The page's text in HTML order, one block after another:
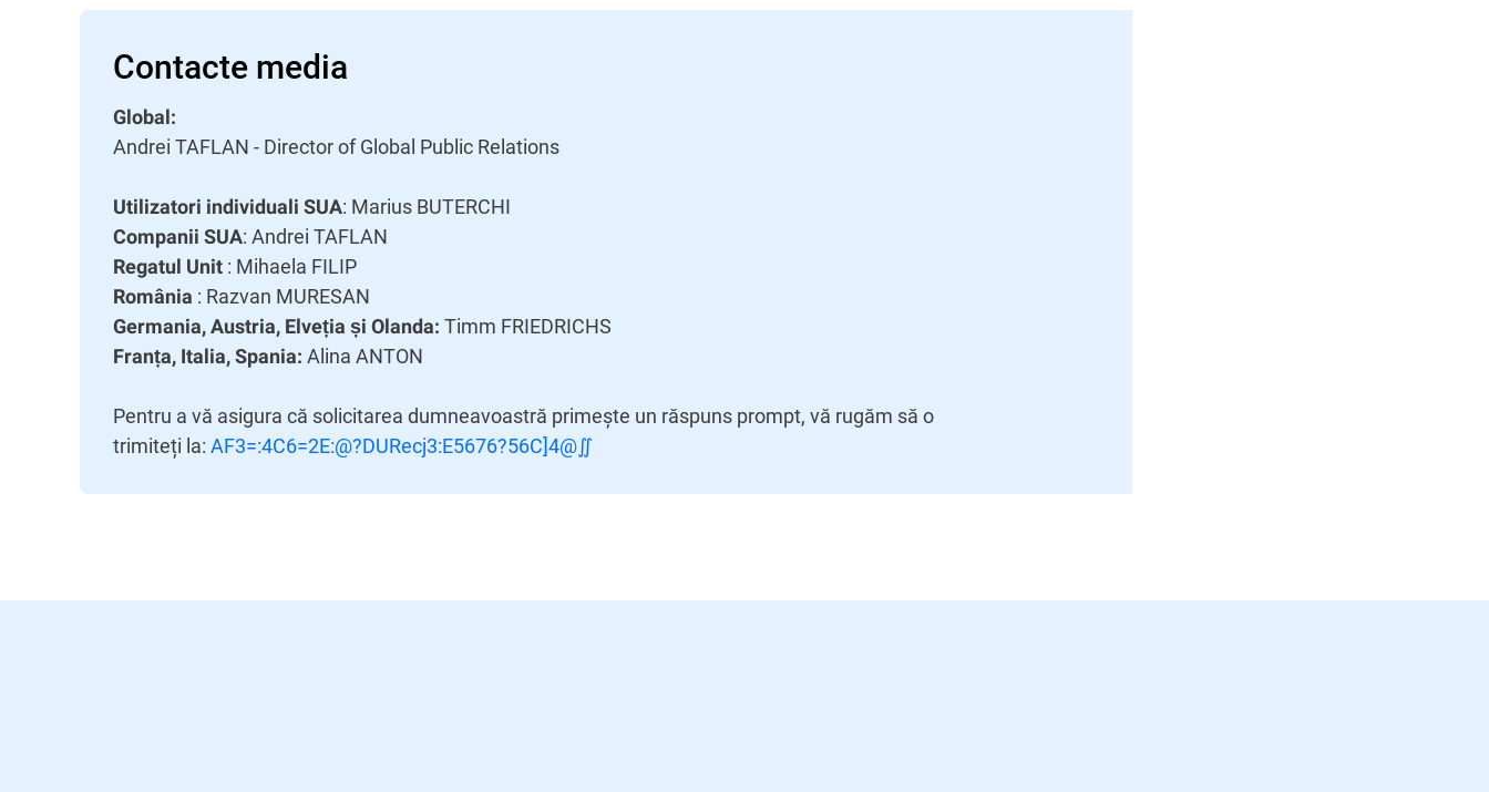
Contacte media
Global:
Andrei TAFLAN - Director of Global Public Relations
Utilizatori individuali SUA: Marius BUTERCHI
Companii SUA: Andrei TAFLAN
Regatul Unit : Mihaela FILIP
România : Razvan MURESAN
Germania, Austria, Elveția și Olanda: Timm FRIEDRICHS
Franța, Italia, Spania: Alina ANTON
Pentru a vă asigura că solicitarea dumneavoastră primește un răspuns prompt, vă rugăm să o
trimiteți la: AF3=:4C6=2E:@?DURecj3:E5676?56C]4@∬